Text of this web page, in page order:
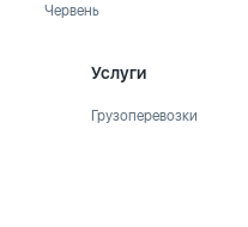
Червень
Услуги
Грузоперевозки